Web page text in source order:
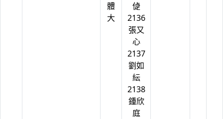
體
大
偼
2136
張又
心
2137
劉如
紜
2138
鍾欣
庭